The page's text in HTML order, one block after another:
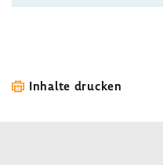
Inhalte drucken